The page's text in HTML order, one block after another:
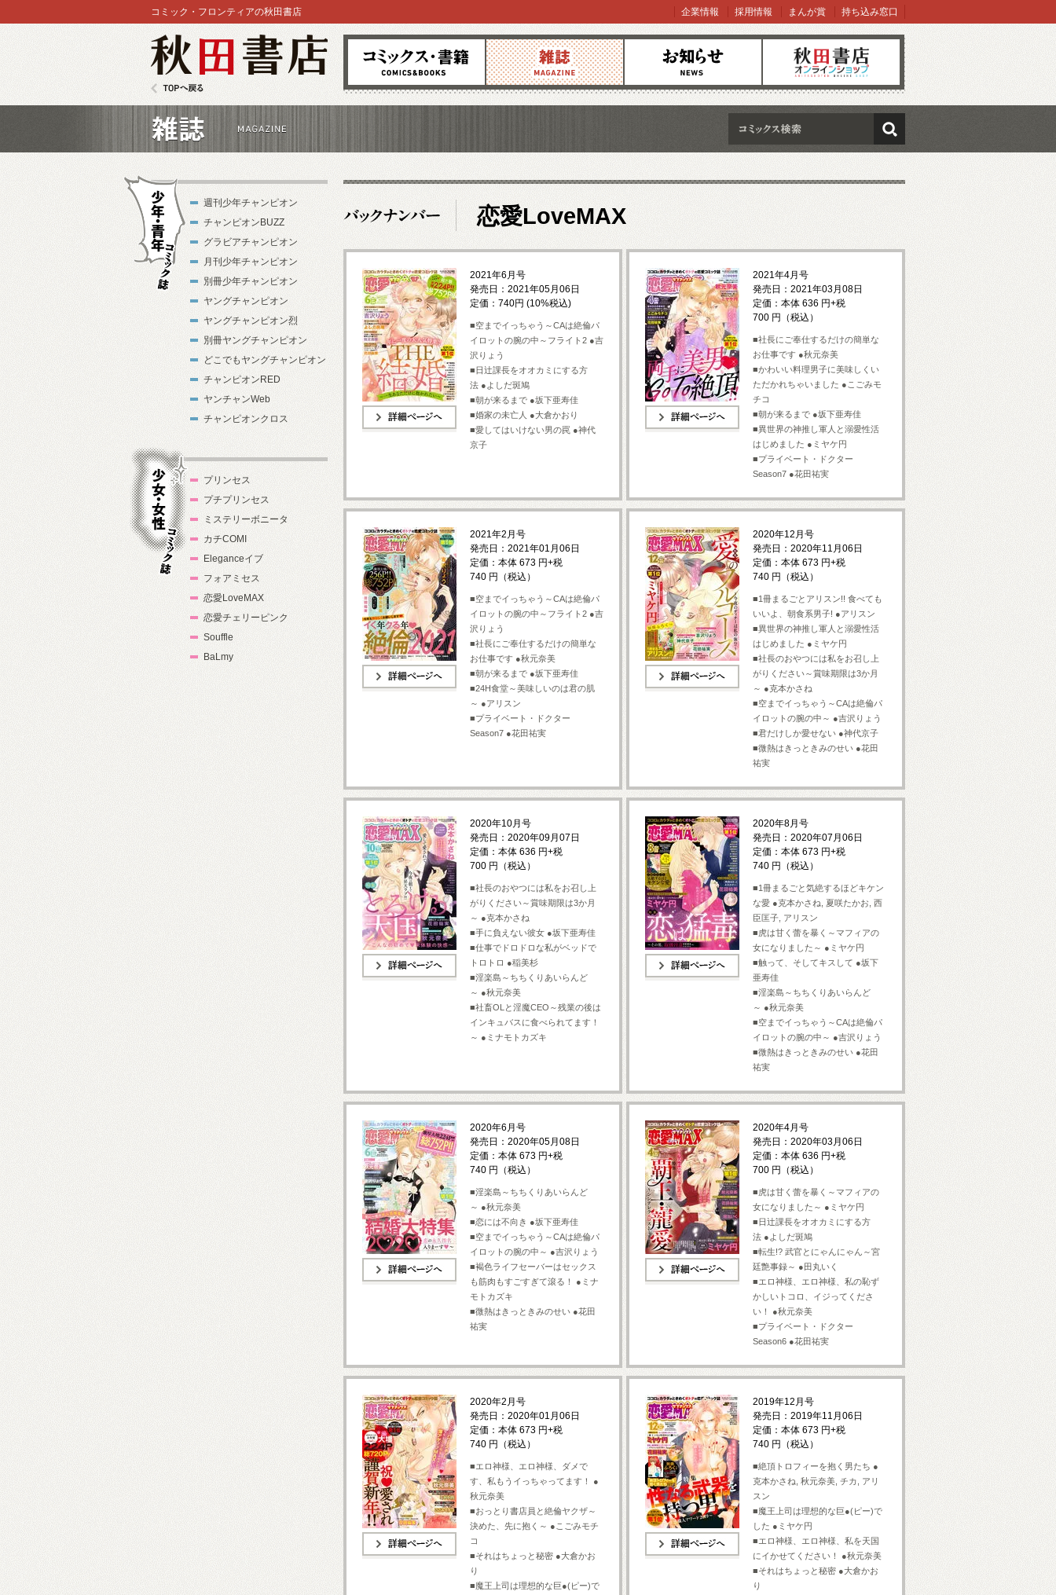
コミックス 雑誌 お知らせ オンラインショップ
コミック・フロンティアの秋田書店 企業情報 採用情報 まんが賞 持ち込み窓口
検索
恋愛LoveMAX
2021年6月号
発売日：2021年05月06日
定価：740円 (10%税込)
■空までイっちゃう～CAは絶倫パ
イロットの腕の中～フライト2 ●吉
沢りょう
■日辻課長をオオカミにする方
法 ●よしだ斑鳩
■朝が来るまで ●坂下亜寿佳
■婚家の未亡人 ●大倉かおり
■愛してはいけない男の罠 ●神代
京子
2021年4月号
発売日：2021年03月08日
定価：本体 636 円+税
700 円（税込）
■社長にご奉仕するだけの簡単な
お仕事です ●秋元奈美
■かわいい料理男子に美味しくい
ただかれちゃいました ●こごみモ
チコ
■朝が来るまで ●坂下亜寿佳
■異世界の神推し軍人と溺愛性活
はじめました ●ミヤケ円
■プライベート・ドクター
Season7 ●花田祐実
2021年2月号
発売日：2021年01月06日
定価：本体 673 円+税
740 円（税込）
■空までイっちゃう～CAは絶倫パ
イロットの腕の中～フライト2 ●吉
沢りょう
■社長にご奉仕するだけの簡単な
お仕事です ●秋元奈美
■朝が来るまで ●坂下亜寿佳
■24H食堂～美味しいのは君の肌
～ ●アリスン
■プライベート・ドクター
Season7 ●花田祐実
2020年12月号
発売日：2020年11月06日
定価：本体 673 円+税
740 円（税込）
■1冊まるごとアリスン!! 食べても
いいよ、朝食系男子! ●アリスン
■異世界の神推し軍人と溺愛性活
はじめました ●ミヤケ円
■社長のおやつには私をお召し上
がりください～賞味期限は3か月
～ ●克本かさね
■空までイっちゃう～CAは絶倫パ
イロットの腕の中～ ●吉沢りょう
■君だけしか愛せない ●神代京子
■微熱はきっときみのせい ●花田
祐実
2020年10月号
発売日：2020年09月07日
定価：本体 636 円+税
700 円（税込）
■社長のおやつには私をお召し上
がりください～賞味期限は3か月
～ ●克本かさね
■手に負えない彼女 ●坂下亜寿佳
■仕事でドロドロな私がベッドで
トロトロ ●稲美杉
■淫楽島～ちちくりあいらんど
～ ●秋元奈美
■社畜OLと淫魔CEO～残業の後は
インキュバスに食べられてます！
～ ●ミナモトカズキ
2020年8月号
発売日：2020年07月06日
定価：本体 673 円+税
740 円（税込）
■1冊まるごと気絶するほどキケン
な愛 ●克本かさね, 夏咲たかお, 西
臣匡子, アリスン
■虎は甘く蕾を暴く～マフィアの
女になりました～ ●ミヤケ円
■触って、そしてキスして ●坂下
亜寿佳
■淫楽島～ちちくりあいらんど
～ ●秋元奈美
■空までイっちゃう～CAは絶倫パ
イロットの腕の中～ ●吉沢りょう
■微熱はきっときみのせい ●花田
祐実
2020年6月号
発売日：2020年05月08日
定価：本体 673 円+税
740 円（税込）
■淫楽島～ちちくりあいらんど
～ ●秋元奈美
■恋には不向き ●坂下亜寿佳
■空までイっちゃう～CAは絶倫パ
イロットの腕の中～ ●吉沢りょう
■褐色ライフセーバーはセックス
も筋肉もすごすぎて滾る！ ●ミナ
モトカズキ
■微熱はきっときみのせい ●花田
祐実
2020年4月号
発売日：2020年03月06日
定価：本体 636 円+税
700 円（税込）
■虎は甘く蕾を暴く～マフィアの
女になりました～ ●ミヤケ円
■日辻課長をオオカミにする方
法 ●よしだ斑鳩
■転生!? 武官とにゃんにゃん～宮
廷艶事録～ ●田丸いく
■エロ神様、エロ神様、私の恥ず
かしいトコロ、イジってくださ
い！ ●秋元奈美
■プライベート・ドクター
Season6 ●花田祐実
2020年2月号
発売日：2020年01月06日
定価：本体 673 円+税
740 円（税込）
■エロ神様、エロ神様、ダメで
す、私もうイっちゃってます！ ●
秋元奈美
■おっとり書店員と絶倫ヤクザ～
決めた、先に抱く～ ●こごみモチ
コ
■それはちょっと秘密 ●大倉かお
り
■魔王上司は理想的な巨●(ピー)で
2019年12月号
発売日：2019年11月06日
定価：本体 673 円+税
740 円（税込）
■絶頂トロフィーを抱く男たち ●
克本かさね, 秋元奈美, チカ, アリ
スン
■魔王上司は理想的な巨●(ピー)で
した ●ミヤケ円
■エロ神様、エロ神様、私を天国
にイかせてください！ ●秋元奈美
■それはちょっと秘密 ●大倉かお
り
週刊少年チャンピオン
チャンピオンBUZZ
グラビアチャンピオン
月刊少年チャンピオン
別冊少年チャンピオン
ヤングチャンピオン
ヤングチャンピオン烈
別冊ヤングチャンピオン
どこでもヤングチャンピオン
チャンピオンRED
ヤンチャンWeb
チャンピオンクロス
ミック誌
プリンセス
プチプリンセス
ミステリーボニータ
カチCOMI
Eleganceイブ
フォアミセス
恋愛LoveMAX
恋愛チェリーピンク
Souffle
BaLmy